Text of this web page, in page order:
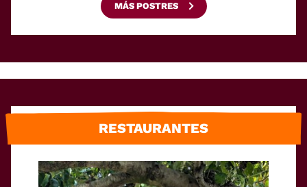
MÁS POSTRES
RESTAURANTES